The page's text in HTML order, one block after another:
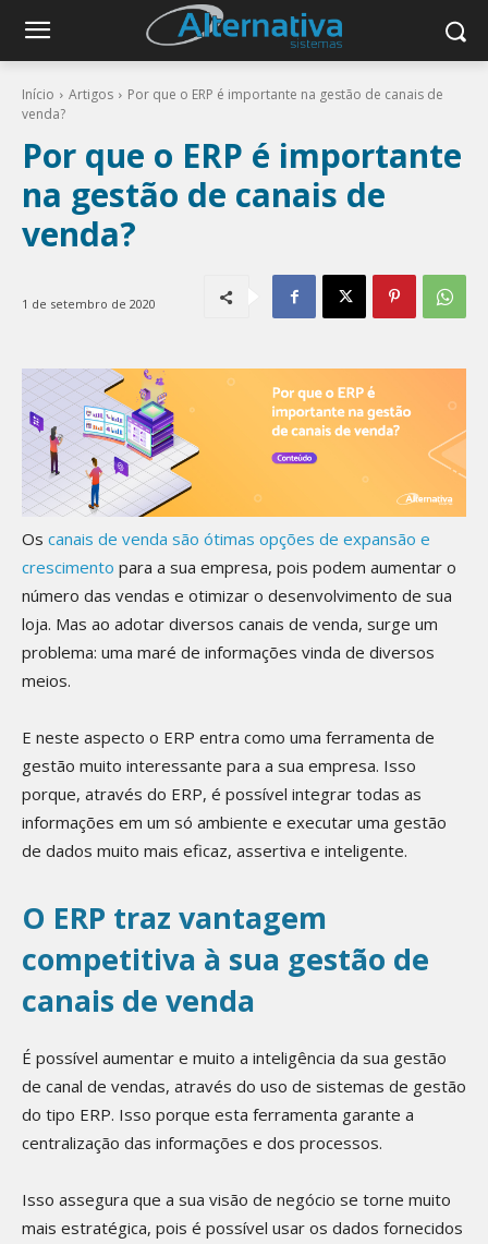
Início Artigos
Por que o ERP é importante na gestão de canais de
venda?
Por que o ERP é importante
na gestão de canais de
venda?
1 de setembro de 2020
Os canais de venda são ótimas opções de expansão e
crescimento para a sua empresa, pois podem aumentar o
número das vendas e otimizar o desenvolvimento de sua
loja. Mas ao adotar diversos canais de venda, surge um
problema: uma maré de informações vinda de diversos
meios.
E neste aspecto o ERP entra como uma ferramenta de
gestão muito interessante para a sua empresa. Isso
porque, através do ERP, é possível integrar todas as
informações em um só ambiente e executar uma gestão
de dados muito mais eficaz, assertiva e inteligente.
O ERP traz vantagem
competitiva à sua gestão de
canais de venda
É possível aumentar e muito a inteligência da sua gestão
de canal de vendas, através do uso de sistemas de gestão
do tipo ERP. Isso porque esta ferramenta garante a
centralização das informações e dos processos.
Isso assegura que a sua visão de negócio se torne muito
mais estratégica, pois é possível usar os dados fornecidos